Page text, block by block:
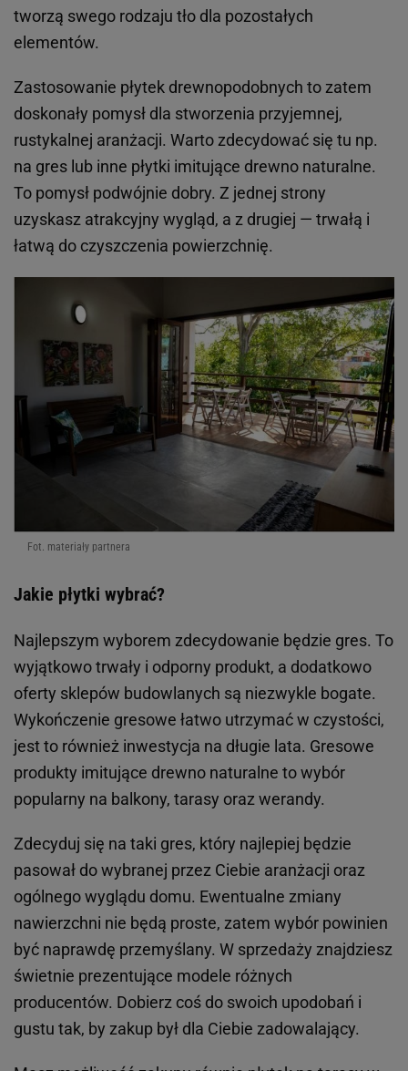
tworzą swego rodzaju tło dla pozostałych
elementów.
Zastosowanie płytek drewnopodobnych to zatem
doskonały pomysł dla stworzenia przyjemnej,
rustykalnej aranżacji. Warto zdecydować się tu np.
na gres lub inne płytki imitujące drewno naturalne.
To pomysł podwójnie dobry. Z jednej strony
uzyskasz atrakcyjny wygląd, a z drugiej — trwałą i
łatwą do czyszczenia powierzchnię.
Fot. materiały partnera
Jakie płytki wybrać?
Najlepszym wyborem zdecydowanie będzie gres. To
wyjątkowo trwały i odporny produkt, a dodatkowo
oferty sklepów budowlanych są niezwykle bogate.
Wykończenie gresowe łatwo utrzymać w czystości,
jest to również inwestycja na długie lata. Gresowe
produkty imitujące drewno naturalne to wybór
popularny na balkony, tarasy oraz werandy.
Zdecyduj się na taki gres, który najlepiej będzie
pasował do wybranej przez Ciebie aranżacji oraz
ogólnego wyglądu domu. Ewentualne zmiany
nawierzchni nie będą proste, zatem wybór powinien
być naprawdę przemyślany. W sprzedaży znajdziesz
świetnie prezentujące modele różnych
producentów. Dobierz coś do swoich upodobań i
gustu tak, by zakup był dla Ciebie zadowalający.